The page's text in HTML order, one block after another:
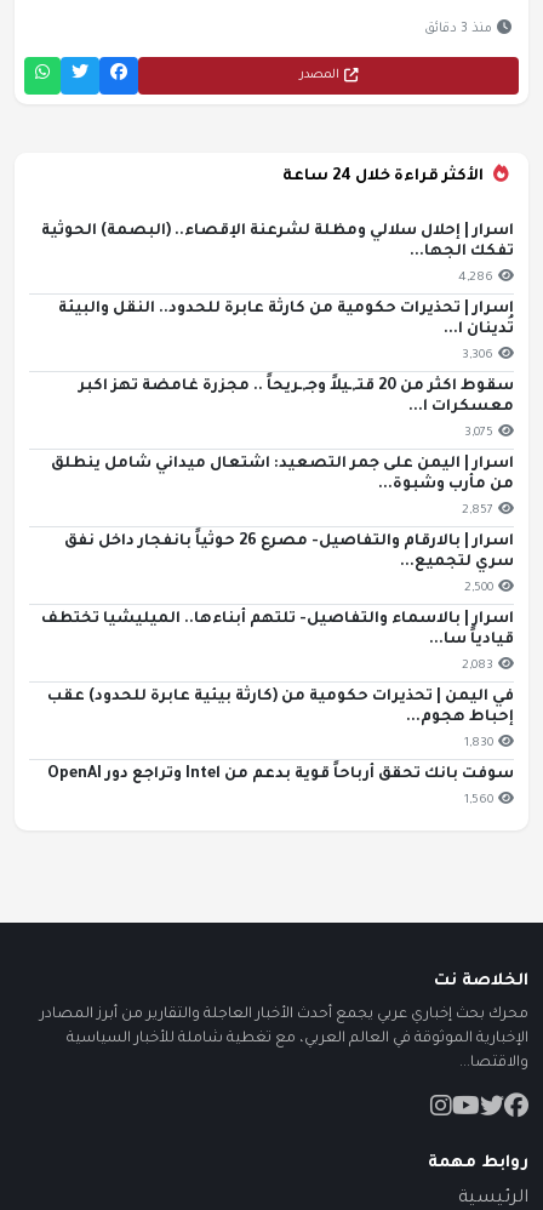
منذ 3 دقائق
المصدر
الأكثر قراءة خلال 24 ساعة
اسرار | إحلال سلالي ومظلة لشرعنة الإقصاء.. (البصمة) الحوثية
تفكك الجها...
4,286
اسرار | تحذيرات حكومية من كارثة عابرة للحدود.. النقل والبيئة
تُدينان ا...
3,306
سقوط اكثر من 20 قتـ,ـيلاً وجـ,ـريحاً .. مجزرة غامضة تهز اكبر
معسكرات ا...
3,075
اسرار | اليمن على جمر التصعيد: اشتعال ميداني شامل ينطلق
من مأرب وشبوة...
2,857
اسرار | بالارقام والتفاصيل- مصرع 26 حوثياً بانفجار داخل نفق
سري لتجميع...
2,500
اسرار | بالاسماء والتفاصيل- تلتهم أبناءها.. الميليشيا تختطف
قيادياً سا...
2,083
في اليمن | تحذيرات حكومية من (كارثة بيئية عابرة للحدود) عقب
إحباط هجوم...
1,830
سوفت بانك تحقق أرباحاً قوية بدعم من Intel وتراجع دور OpenAI
1,560
الخلاصة نت
محرك بحث إخباري عربي يجمع أحدث الأخبار العاجلة والتقارير من أبرز المصادر
الإخبارية الموثوقة في العالم العربي، مع تغطية شاملة للأخبار السياسية
والاقتصا...
روابط مهمة
الرئيسية